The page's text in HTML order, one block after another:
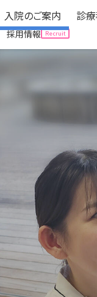
られる方へ
アをご利用の方へ
入院のご案内
入院のご案内
入院される方へ
お役立ち情報
クリニカルパス（
診
採用情報